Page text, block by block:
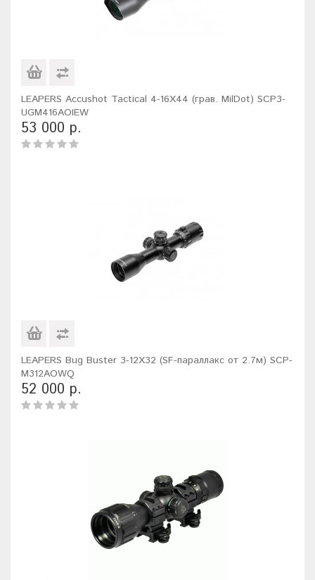
LEAPERS Accushot Tactical 4-16X44 (грав. MilDot) SCP3-
UGM416AOIEW
53 000 р.
LEAPERS Bug Buster 3-12X32 (SF-параллакс от 2.7м) SCP-
M312AOWQ
52 000 р.